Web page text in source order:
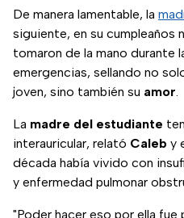
De manera lamentable, la
siguiente, en su cumpleaños
tomaron de la mano durante
emergencias, sellando no
joven, sino también su amor.
La madre del estudiante
interauricular, relató Caleb y
década había vivido con
y enfermedad pulmonar
"Poder hacer eso por ella